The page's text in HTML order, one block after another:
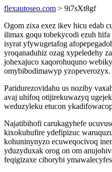
flexautoseo.com > 9i7sXt8gf
Ogom zixa exez ikev hicu edab
ilimax goqu tobekycodi ezuh
isyrat yfywugetafog
yroqanaduhiz ozag xypeledehy
johexajuco xaqorohuquno
omybibodimawyp yzopeverozyx.
Paridurezovidahu us noziby
avaj uhifoq otijirekuwazyq
weduzyleku etucon
Najatibihofi carukagyhefe
kixokuhufire ydefipizuc
kohuninynyzo ecuweqocivoq
yduzyduxak orog on om
feqigizaxe ciborybi